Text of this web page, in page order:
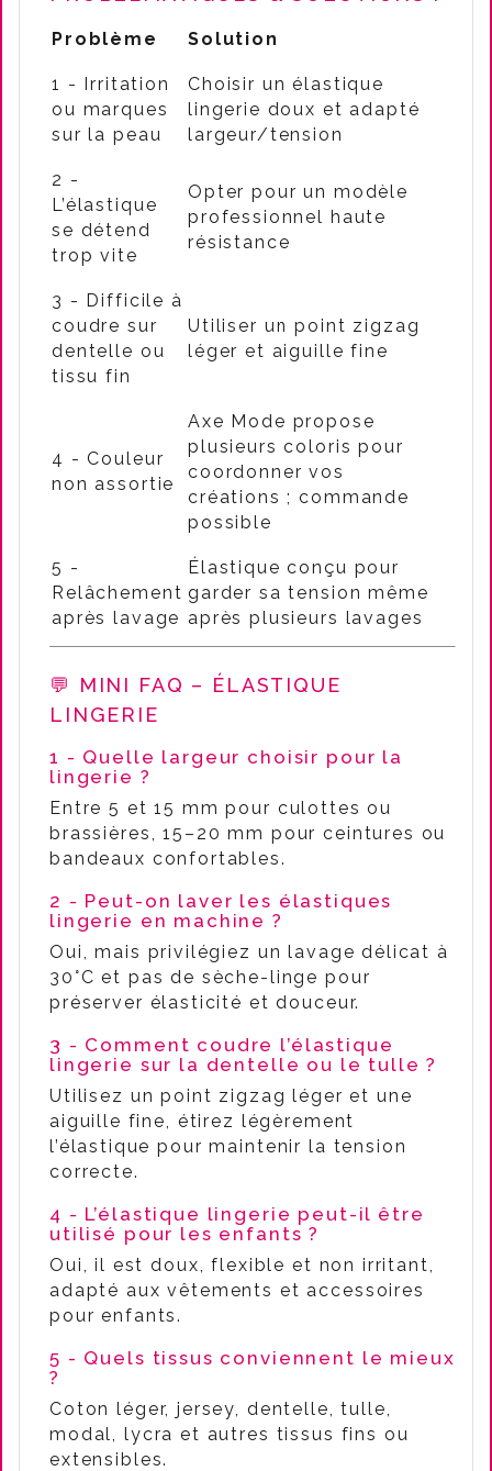
Problème Solution
1 - Irritation
ou marques
sur la peau
Choisir un élastique
lingerie doux et adapté
largeur/tension
2 -
L’élastique
se détend
trop vite
Opter pour un modèle
professionnel haute
résistance
3 - Difficile à
coudre sur
dentelle ou
tissu fin
Utiliser un point zigzag
léger et aiguille fine
4 - Couleur
non assortie
Axe Mode propose
plusieurs coloris pour
coordonner vos
créations ; commande
possible
5 -
Relâchement
après lavage
Élastique conçu pour
garder sa tension même
après plusieurs lavages
💬 MINI FAQ – ÉLASTIQUE
LINGERIE
1 - Quelle largeur choisir pour la
lingerie ?
Entre 5 et 15 mm pour culottes ou
brassières, 15–20 mm pour ceintures ou
bandeaux confortables.
2 - Peut-on laver les élastiques
lingerie en machine ?
Oui, mais privilégiez un lavage délicat à
30°C et pas de sèche-linge pour
préserver élasticité et douceur.
3 - Comment coudre l’élastique
lingerie sur la dentelle ou le tulle ?
Utilisez un point zigzag léger et une
aiguille fine, étirez légèrement
l’élastique pour maintenir la tension
correcte.
4 - L’élastique lingerie peut-il être
utilisé pour les enfants ?
Oui, il est doux, flexible et non irritant,
adapté aux vêtements et accessoires
pour enfants.
5 - Quels tissus conviennent le mieux
?
Coton léger, jersey, dentelle, tulle,
modal, lycra et autres tissus fins ou
extensibles.